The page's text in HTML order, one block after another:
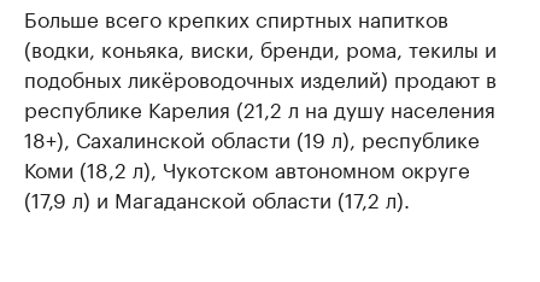
Больше всего крепких спиртных напитков
(водки, коньяка, виски, бренди, рома, текилы и
подобных ликёроводочных изделий) продают в
республике Карелия (21,2 л на душу населения
18+), Сахалинской области (19 л), республике
Коми (18,2 л), Чукотском автономном округе
(17,9 л) и Магаданской области (17,2 л).